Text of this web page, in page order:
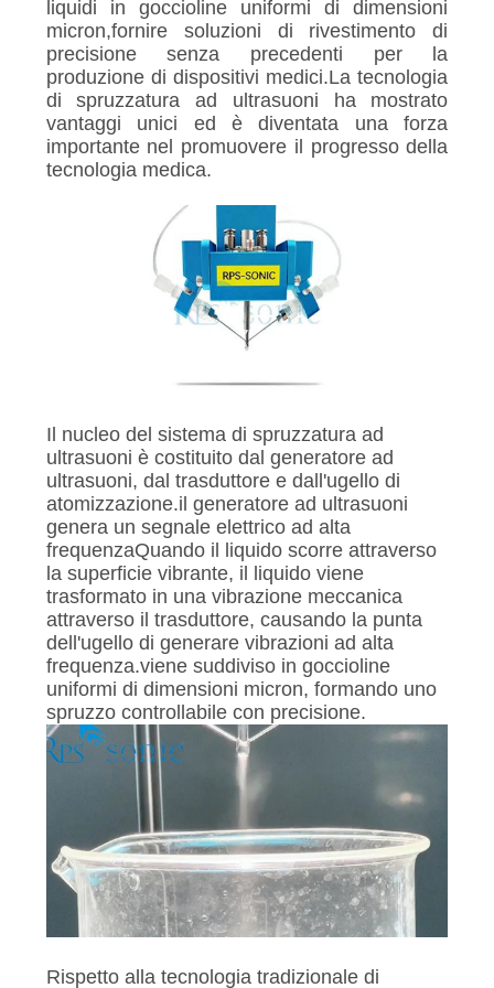
SULLA
PRIVACY
liquidi in goccioline uniformi di dimensioni
micron,fornire soluzioni di rivestimento di
precisione senza precedenti per la
produzione di dispositivi medici.La tecnologia
di spruzzatura ad ultrasuoni ha mostrato
vantaggi unici ed è diventata una forza
importante nel promuovere il progresso della
tecnologia medica.
Il nucleo del sistema di spruzzatura ad
ultrasuoni è costituito dal generatore ad
ultrasuoni, dal trasduttore e dall'ugello di
atomizzazione.il generatore ad ultrasuoni
genera un segnale elettrico ad alta
frequenzaQuando il liquido scorre attraverso
la superficie vibrante, il liquido viene
trasformato in una vibrazione meccanica
attraverso il trasduttore, causando la punta
dell'ugello di generare vibrazioni ad alta
frequenza.viene suddiviso in goccioline
uniformi di dimensioni micron, formando uno
spruzzo controllabile con precisione.
Rispetto alla tecnologia tradizionale di